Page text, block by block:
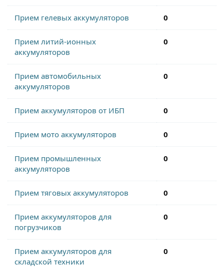
Прием гелевых аккумуляторов 0
Прием литий-ионных
аккумуляторов
0
Прием автомобильных
аккумуляторов
0
Прием аккумуляторов от ИБП 0
Прием мото аккумуляторов 0
Прием промышленных
аккумуляторов
0
Прием тяговых аккумуляторов 0
Прием аккумуляторов для
погрузчиков
0
Прием аккумуляторов для
складской техники
0